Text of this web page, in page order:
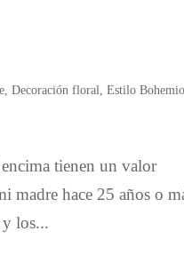
,Decoración floral ,Estilo Bohemio
tienen un valor
madre hace 25 años o
y los...